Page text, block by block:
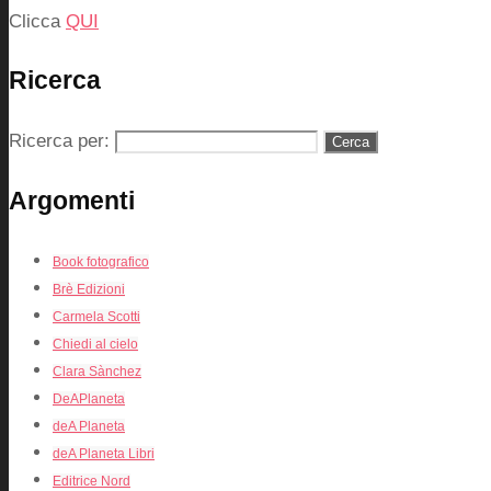
Clicca QUI
Ricerca
Ricerca per:
Argomenti
Book fotografico
Brè Edizioni
Carmela Scotti
Chiedi al cielo
Clara Sànchez
DeAPlaneta
deA Planeta
deA Planeta Libri
Editrice Nord